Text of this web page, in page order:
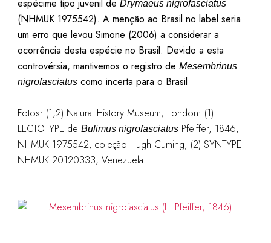
espécime tipo juvenil de Drymaeus nigrofasciatus
(NHMUK 1975542). A menção ao Brasil no label seria
um erro que levou Simone (2006) a considerar a
ocorrência desta espécie no Brasil. Devido a esta
controvérsia, mantivemos o registro de Mesembrinus
nigrofasciatuscomo incerta para o Brasil
Fotos: (1,2) Natural History Museum, London: (1)
LECTOTYPE de Bulimus nigrofasciatusPfeiffer, 1846,
NHMUK 1975542, coleção Hugh Cuming; (2) SYNTYPE
NHMUK 20120333, Venezuela